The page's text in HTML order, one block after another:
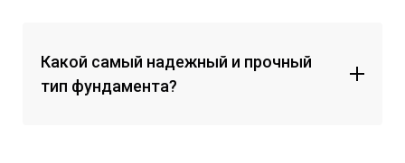
Какой самый надежный и прочный
тип фундамента?